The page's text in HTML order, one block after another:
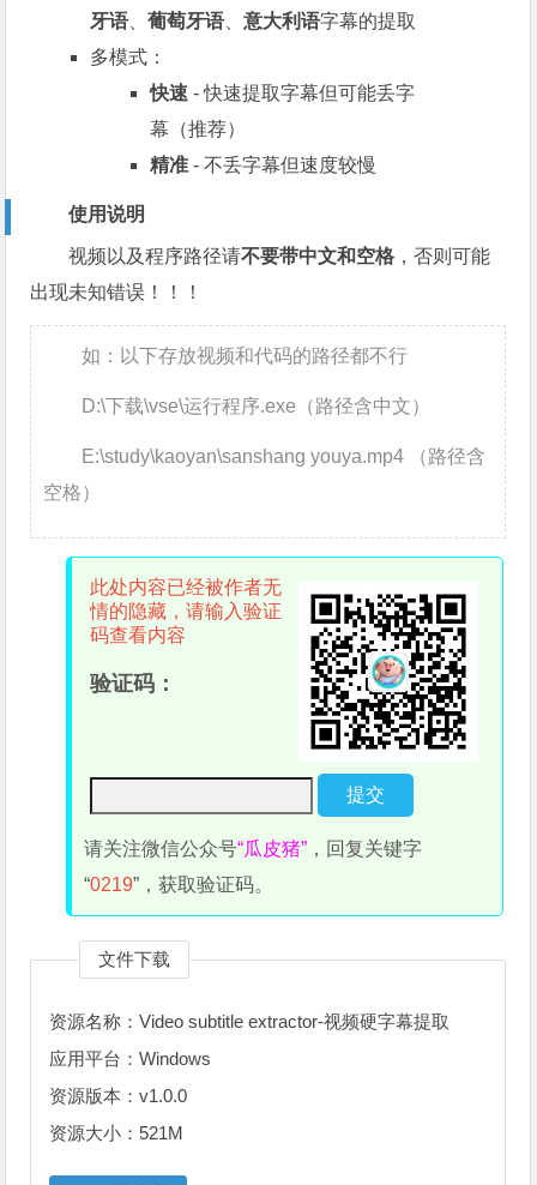
牙语 、葡萄牙语 、意大利语字幕的提取
多模式：
快速 - 快速提取字幕但可能丢字
幕（推荐）
精准 - 不丢字幕但速度较慢
使用说明
视频以及程序路径请不要带中文和空格 ，否则可能
出现未知错误！！！
如：以下存放视频和代码的路径都不行
D:\下载\vse\运行程序.exe（路径含中文）
E:\study\kaoyan\sanshang youya.mp4 （路径含
空格）
此处内容已经被作者无
情的隐藏，请输入验证
码查看内容
验证码：
请关注微信公众号“瓜皮猪” ，回复关键字
“0219”，获取验证码。
文件下载
资源名称：Video subtitle extractor-视频硬字幕提取
应用平台：Windows
资源版本：v1.0.0
资源大小：521M